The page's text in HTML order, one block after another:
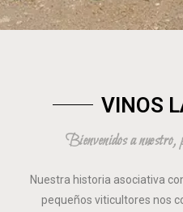
VINOS
Bienvenidos a nuestro,
Nuestra historia asociativa
pequeños viticultores nos